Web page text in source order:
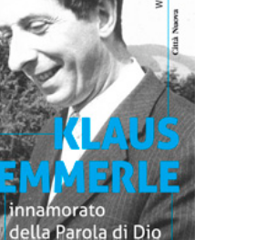
AGGIUNGI AL CARRELLO